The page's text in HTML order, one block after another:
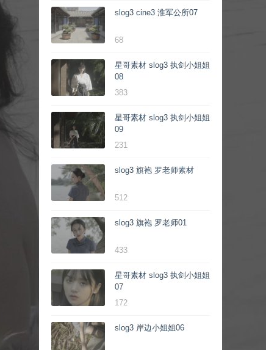
slog3 cine3 淮军公所07
68
星哥素材 slog3 执剑小姐姐
08
383
星哥素材 slog3 执剑小姐姐
09
231
slog3 旗袍 罗老师素材
512
slog3 旗袍 罗老师01
433
星哥素材 slog3 执剑小姐姐
07
172
slog3 岸边小姐姐06